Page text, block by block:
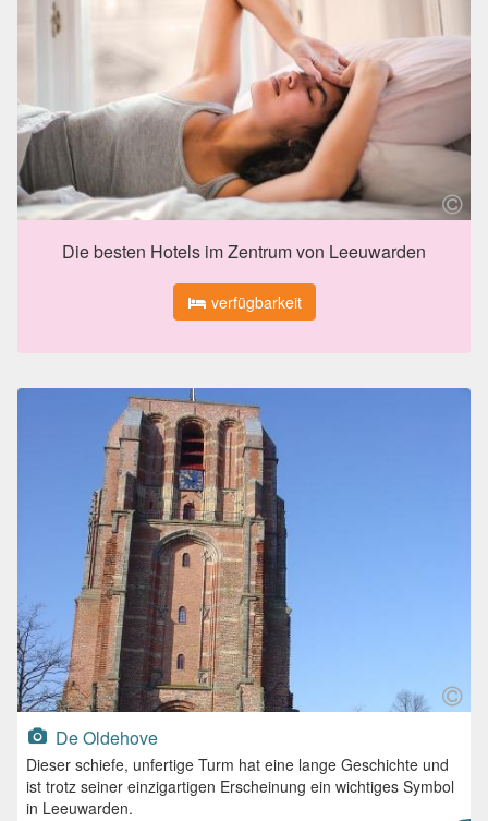
Die besten Hotels im Zentrum von Leeuwarden
verfügbarkeit
De Oldehove
Dieser schiefe, unfertige Turm hat eine lange Geschichte und
ist trotz seiner einzigartigen Erscheinung ein wichtiges Symbol
in Leeuwarden.